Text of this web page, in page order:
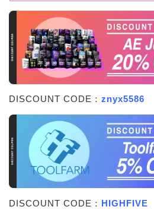
DISCOUNT CODE： znyx5586
DISCOUNT CODE： HIGHFIVE